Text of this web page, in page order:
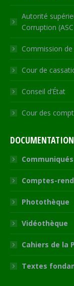
Autorité
Corruption
Commission de
Cour de
Conseil d’État
Cour des
DOCUMENTATION
Comptes-
Photothèque
Vidéothèque
Cahiers de la
Textes